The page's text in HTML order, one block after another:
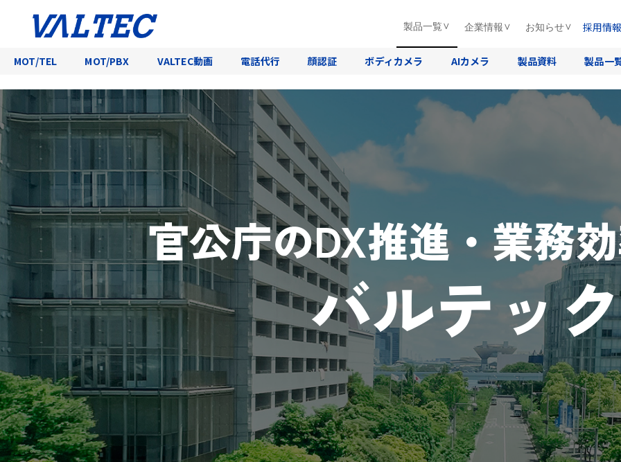
製品一覧
MOT/TEL MOT/PBX VALTEC動画 電話代行 顔認証 ボディカメラ AIカメラ 製品資料 製品一
企業情報 お知らせ 採用情
官公庁のDX推進・業務
バルテッ
お知らせ ：北國新聞に志賀町の町役場への復興支援（木製個室ブースの寄贈